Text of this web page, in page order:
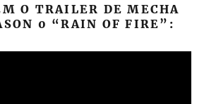
O TRAILER DE MECHA
0 “RAIN OF FIRE”: